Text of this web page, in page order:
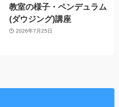
教室の様子・ペンデュラム
(ダウジング)講座
2026年7月25日